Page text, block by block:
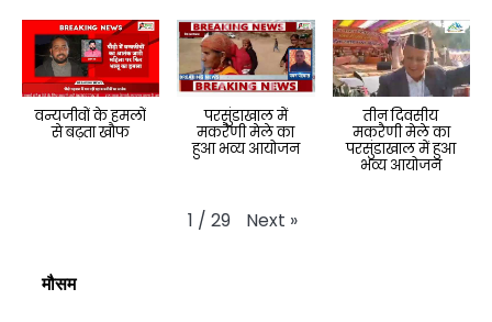
वन्यजीवों के हमलों
से बढ़ता खौफ
परसुंडाखाल में
मकरैणी मेले का
हुआ भव्य आयोजन
तीन दिवसीय
मकरैणी मेले का
परसुंडाखाल में हुआ
भव्य आयोजन
1 / 29 Next »
मौसम